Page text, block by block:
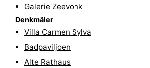
Zeeland
Schouwen-
Duiveland
Galerie Zeevonk
Denkmäler
Villa Carmen Sylva
Badpaviljoen
Alte Rathaus